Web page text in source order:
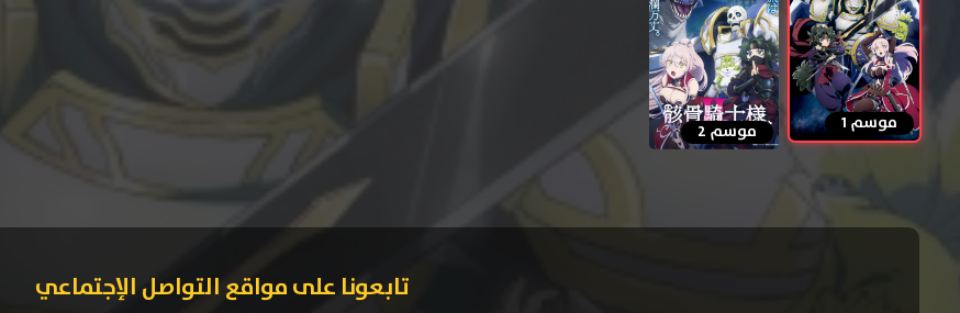
موسم 1 موسم 2
تابعونا على مواقع التواصل الإجتماعي